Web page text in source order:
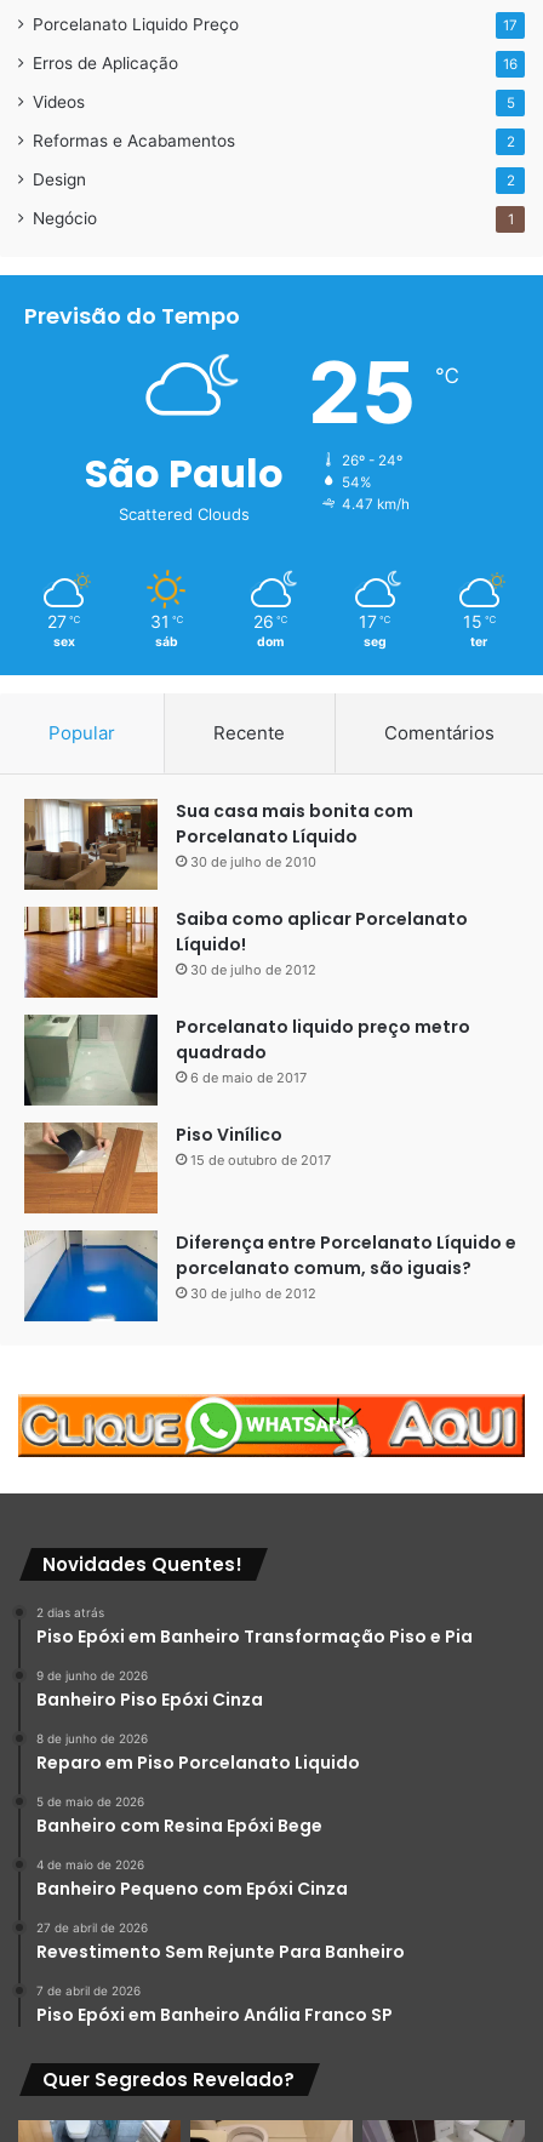
LiquidPiso
Porcelanato Liquido Preço 17
Erros de Aplicação 16
Videos 5
Reformas e Acabamentos 2
Design 2
Negócio 1
Previsão do Tempo
São Paulo
Scattered Clouds
25 ℃
26º - 24º
54%
4.47 km/h
27 ℃
sex
31 ℃
sáb
26 ℃
dom
17 ℃
seg
15 ℃
ter
Popular Recente Comentários
Sua casa mais bonita com
Porcelanato Líquido
30 de julho de 2010
Saiba como aplicar Porcelanato
Líquido!
30 de julho de 2012
Porcelanato liquido preço metro
quadrado
6 de maio de 2017
Piso Vinílico
15 de outubro de 2017
Diferença entre Porcelanato Líquido e
porcelanato comum, são iguais?
30 de julho de 2012
Novidades Quentes!
2 dias atrás
Piso Epóxi em Banheiro Transformação Piso e Pia
9 de junho de 2026
Banheiro Piso Epóxi Cinza
8 de junho de 2026
Reparo em Piso Porcelanato Liquido
5 de maio de 2026
Banheiro com Resina Epóxi Bege
4 de maio de 2026
Banheiro Pequeno com Epóxi Cinza
27 de abril de 2026
Revestimento Sem Rejunte Para Banheiro
7 de abril de 2026
Piso Epóxi em Banheiro Anália Franco SP
Quer Segredos Revelado?